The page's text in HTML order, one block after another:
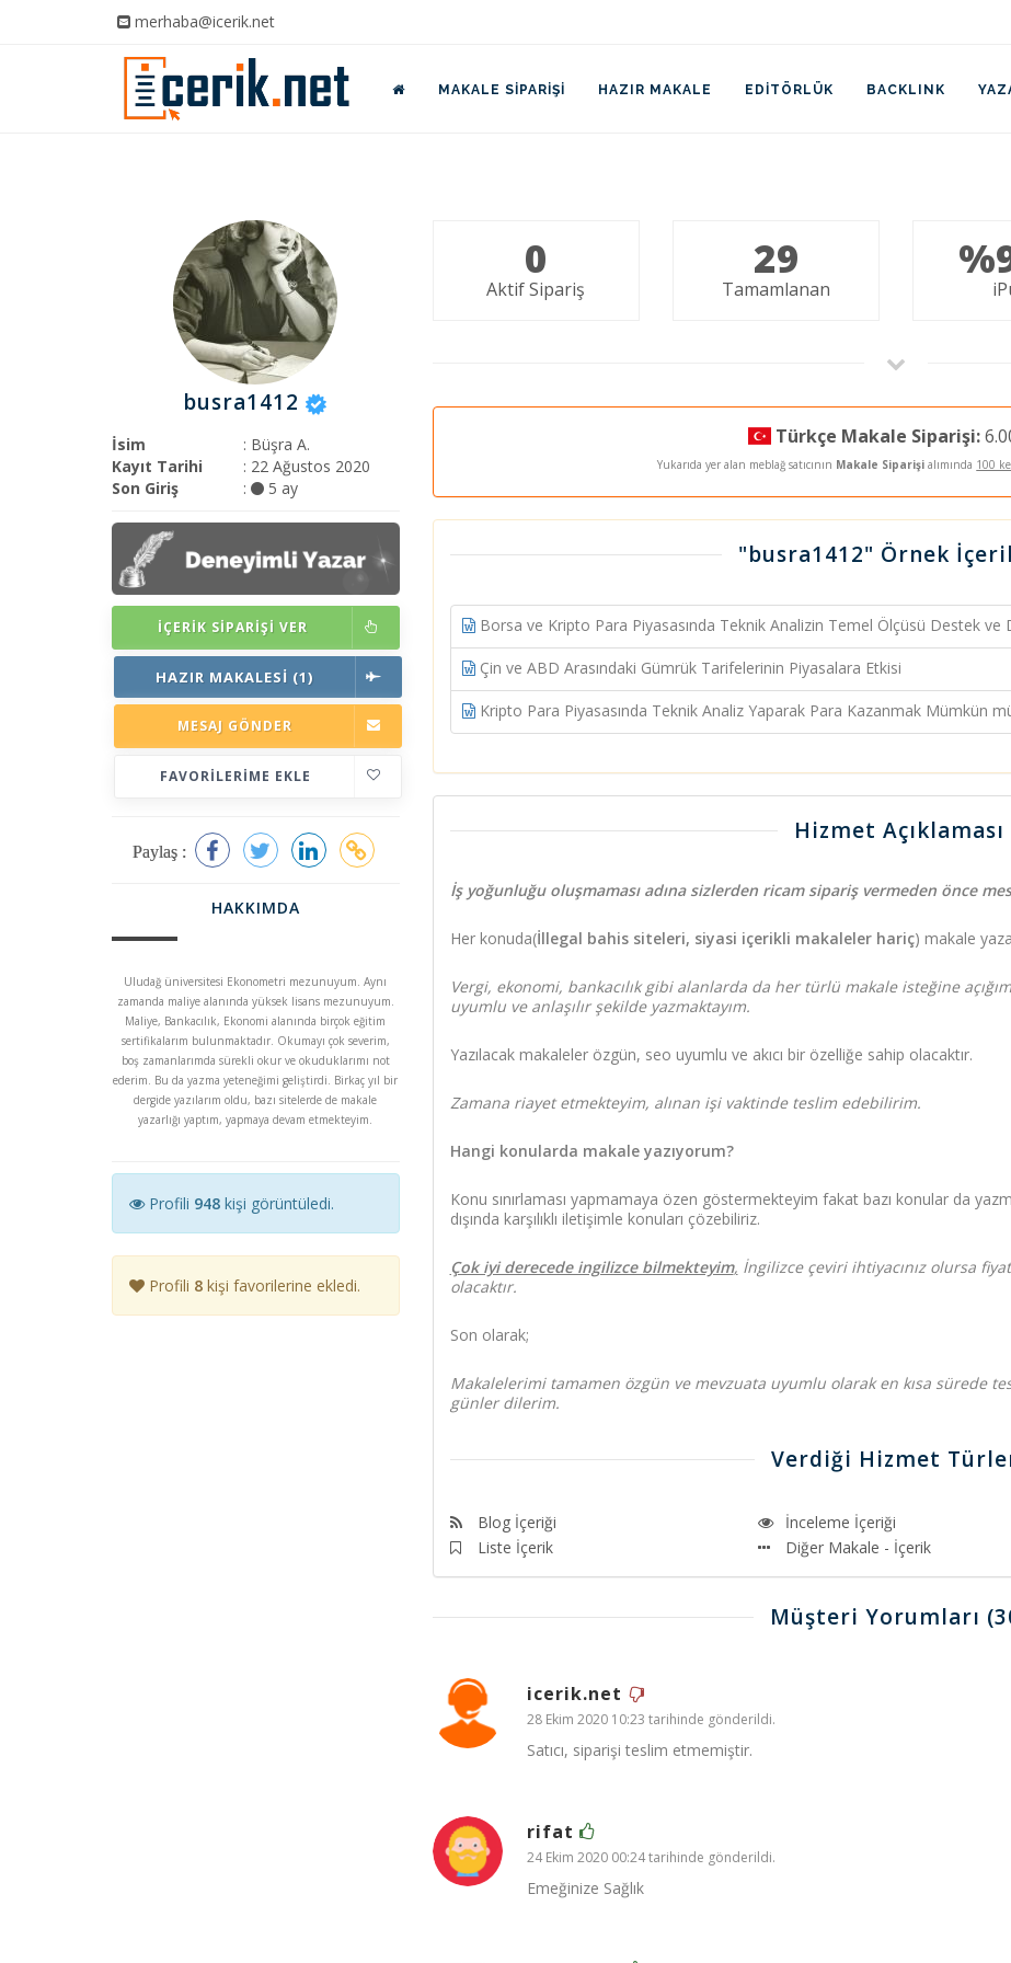
merhaba@icerik.net
MAKALE SIPARIŞI HAZIR MAKALE EDITÖRLÜK BACKLINK
busra1412
İsim
: Büşra A.
Kayıt Tarihi
: 22 Ağustos 2020
Son Giriş
: 5 ay
İÇERIK SIPARIŞI VER
HAZIR MAKALESI (1)
MESAJ GÖNDER
FAVORILERIME EKLE
Paylaş :
HAKKIMDA
Uludağ üniversitesi Ekonometri mezunuyum. Aynı
zamanda maliye alanında yüksek lisans mezunuyum.
Maliye, Bankacılık, Ekonomi alanında birçok eğitim
sertifikalarım bulunmaktadır. Okumayı çok severim,
boş zamanlarımda sürekli okur ve okuduklarımı not
ederim. Bu da yazma yeteneğimi geliştirdi. Birkaç yıl bir
dergide yazılarım oldu, bazı sitelerde de makale
yazarlığı yaptım, yapmaya devam etmekteyim.
Profili 948 kişi görüntüledi.
Profili 8 kişi favorilerine ekledi.
0
Aktif Sipariş
29
Tamamlanan
Türkçe Makale Siparişi:
Yukarıda yer alan meblağ satıcının Makale Siparişi alımında 100
"busra1412" Örnek
Borsa ve Kripto Para Piyasasında Teknik Analizin Temel Ölçüsü Destek ve
Çin ve ABD Arasındaki Gümrük Tarifelerinin Piyasalara Etkisi
Kripto Para Piyasasında Teknik Analiz Yaparak Para Kazanmak Mümkün
Hizmet Açıklaması
İş yoğunluğu oluşmaması adına sizlerden ricam sipariş vermeden önce
Her konuda(İllegal bahis siteleri, siyasi içerikli makaleler hariç) makale
Vergi, ekonomi, bankacılık gibi alanlarda da her türlü makale isteğine
uyumlu ve anlaşılır şekilde yazmaktayım.
Yazılacak makaleler özgün, seo uyumlu ve akıcı bir özelliğe sahip olacaktır.
Zamana riayet etmekteyim, alınan işi vaktinde teslim edebilirim.
Hangi konularda makale yazıyorum?
Konu sınırlaması yapmamaya özen göstermekteyim fakat bazı konular da
dışında karşılıklı iletişimle konuları çözebiliriz.
Çok iyi derecede ingilizce bilmekteyim, İngilizce çeviri ihtiyacınız olursa
olacaktır.
Son olarak;
Makalelerimi tamamen özgün ve mevzuata uyumlu olarak en kısa sürede
günler dilerim.
Verdiği Hizmet
Blog İçeriği İnceleme İçeriği
Liste İçerik
Diğer Makale - İçerik
Müşteri Yorumları
icerik.net
28 Ekim 2020 10:23 tarihinde gönderildi.
Satıcı, siparişi teslim etmemiştir.
rifat
24 Ekim 2020 00:24 tarihinde gönderildi.
Emeğinize Sağlık